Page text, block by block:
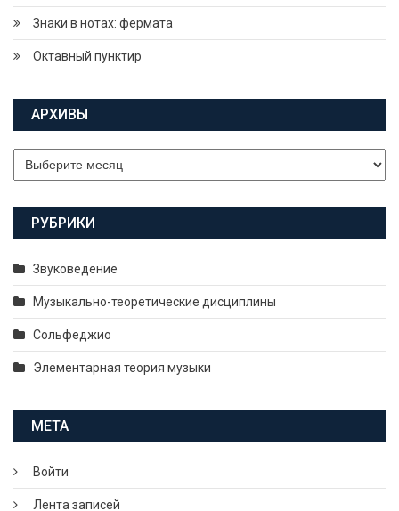
Знаки в нотах: фермата
Октавный пунктир
АРХИВЫ
Архивы
РУБРИКИ
Звуковедение
Музыкально-теоретические дисциплины
Сольфеджио
Элементарная теория музыки
МЕТА
Войти
Лента записей